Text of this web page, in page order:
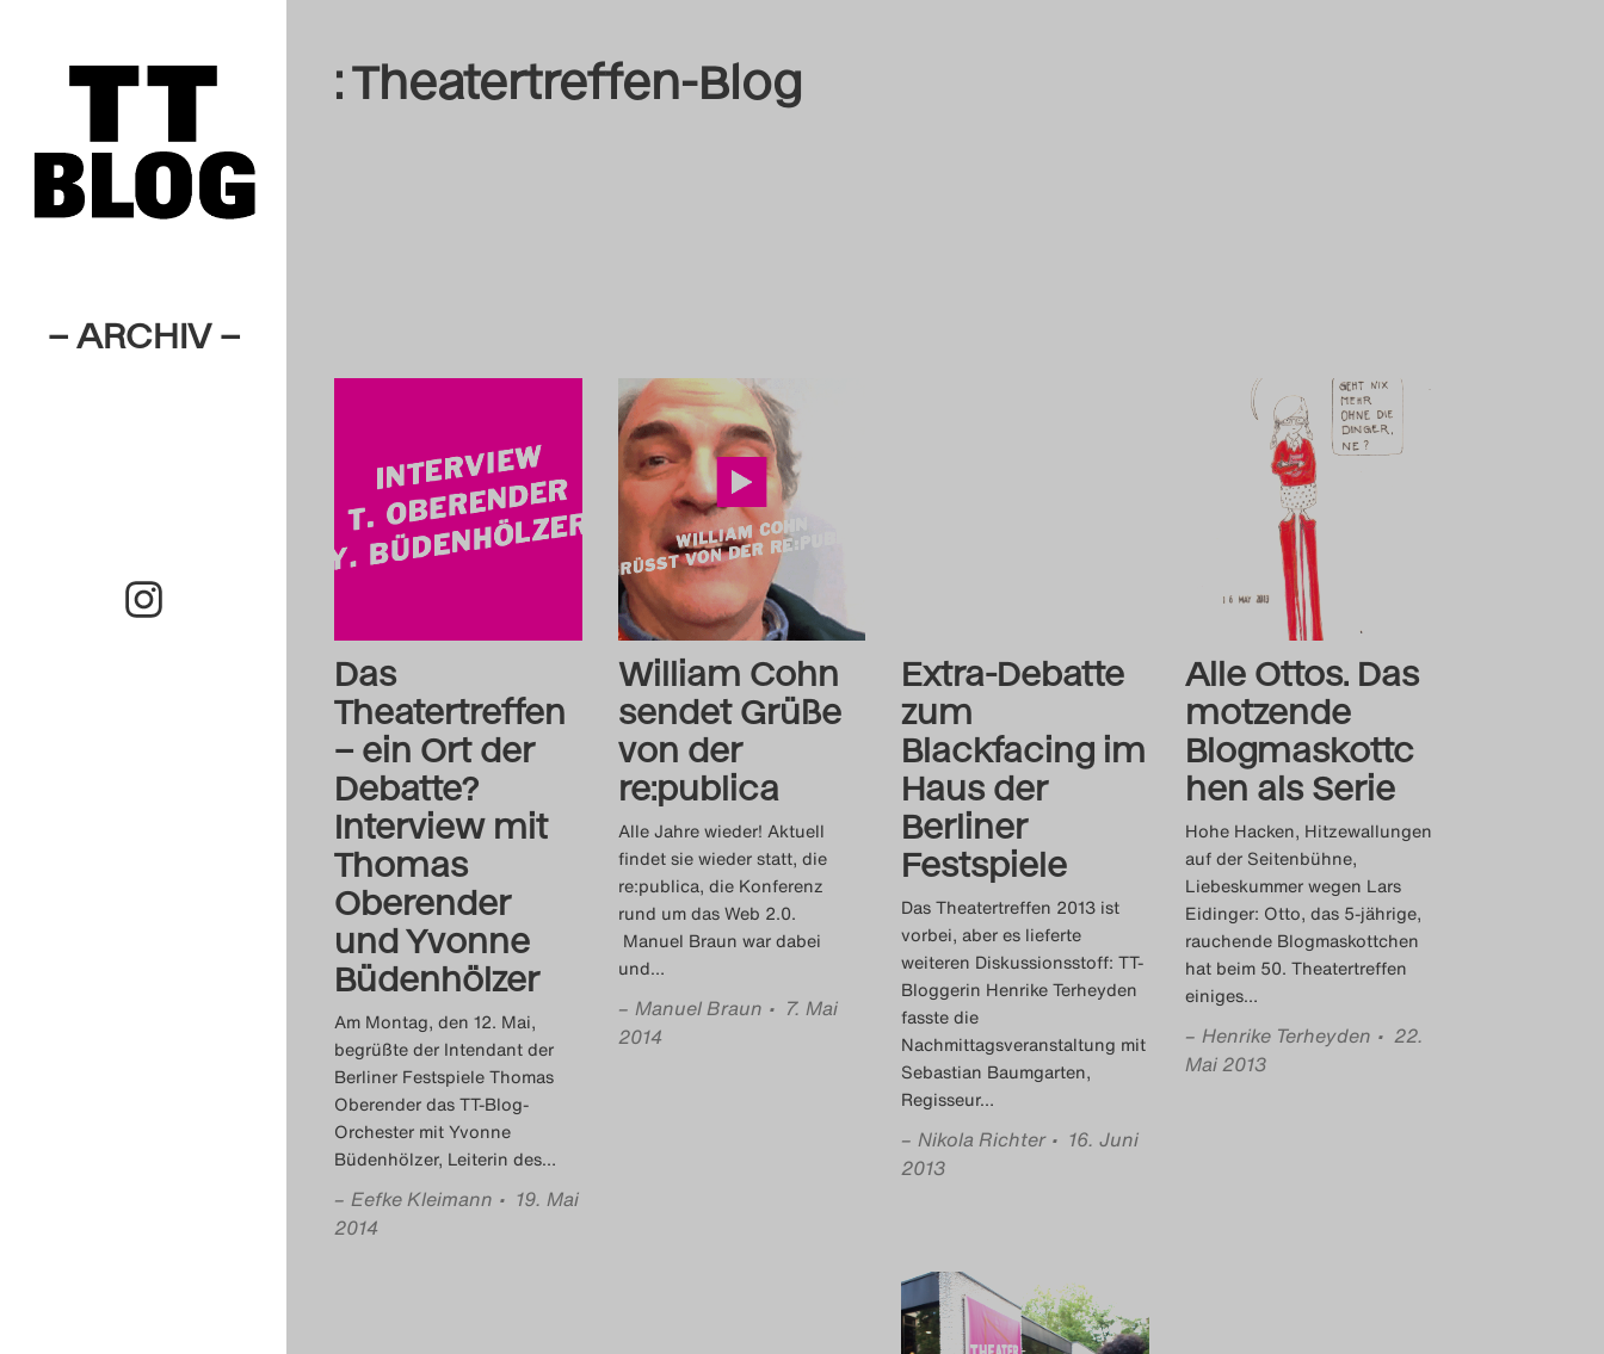
– ARCHIV –
: Theatertreffen-Blog
Das
Theatertreffen
– ein Ort der
Debatte?
Interview mit
Thomas
Oberender
und Yvonne
Büdenhölzer
Am Montag, den 12. Mai,
begrüßte der Intendant der
Berliner Festspiele Thomas
Oberender das TT-Blog-
Orchester mit Yvonne
Büdenhölzer, Leiterin des…
– Eefke Kleimann • 19. Mai
2014
William Cohn
sendet Grüße
von der
re:publica
Alle Jahre wieder! Aktuell
findet sie wieder statt, die
re:publica, die Konferenz
rund um das Web 2.0.
Manuel Braun war dabei
und…
– Manuel Braun • 7. Mai
2014
Extra-Debatte
zum
Blackfacing im
Haus der
Berliner
Festspiele
Das Theatertreffen 2013 ist
vorbei, aber es lieferte
weiteren Diskussionsstoff: TT-
Bloggerin Henrike Terheyden
fasste die
Nachmittagsveranstaltung mit
Sebastian Baumgarten,
Regisseur…
– Nikola Richter • 16. Juni
2013
Alle Ottos. Das
motzende
Blogmaskottc
hen als Serie
Hohe Hacken, Hitzewallungen
auf der Seitenbühne,
Liebeskummer wegen Lars
Eidinger: Otto, das 5-jährige,
rauchende Blogmaskottchen
hat beim 50. Theatertreffen
einiges…
– Henrike Terheyden • 22.
Mai 2013